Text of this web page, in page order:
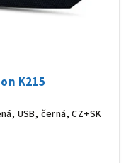
K215
USB, černá, CZ+SK